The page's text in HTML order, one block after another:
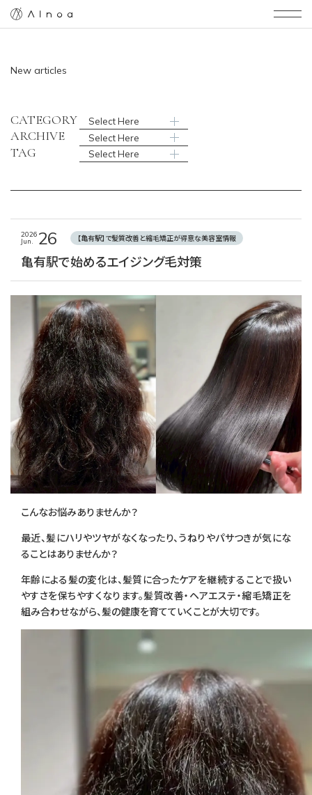
AInoa
New articles
CATEGORY Select Here
ARCHIVE Select Here
TAG Select Here
2026
Jun. 26 【亀有駅】で髪質改善と縮毛矯正が得意な美容室情報
亀有駅で始めるエイジング毛対策
こんなお悩みありませんか？
最近、髪にハリやツヤがなくなったり、うねりやパサつきが気にな
ることはありませんか？
年齢による髪の変化は、髪質に合ったケアを継続することで扱い
やすさを保ちやすくなります。髪質改善・ヘアエステ・縮毛矯正を
組み合わせながら、髪の健康を育てていくことが大切です。